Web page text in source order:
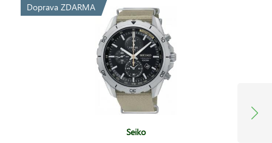
Doprava ZDARMA
Seiko